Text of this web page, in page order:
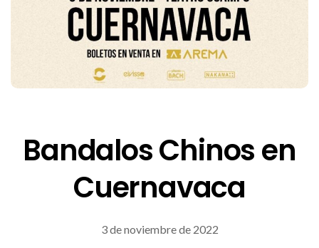
Bandalos Chinos en
Cuernavaca
3 de noviembre de 2022